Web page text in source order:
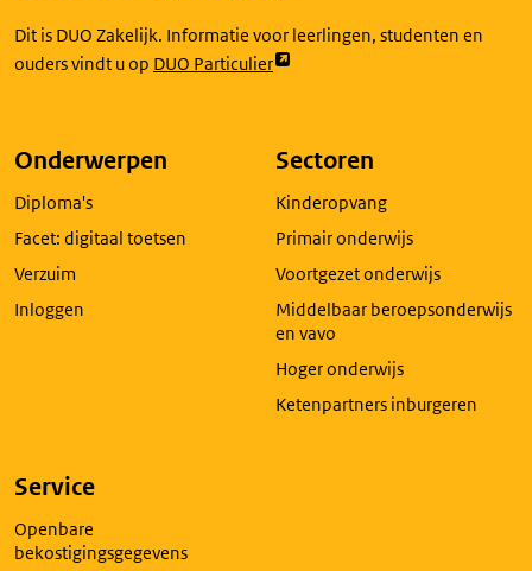
Dit is DUO Zakelijk. Informatie voor leerlingen, studenten en
ouders vindt u op DUO Particulier
Link
in
nieuw
Onderwerpen
Diploma's
Facet: digitaal toetsen
Verzuim
Inloggen
Sectoren
Kinderopvang
Primair onderwijs
Voortgezet onderwijs
Middelbaar beroepsonderwijs
en vavo
Hoger onderwijs
Ketenpartners inburgeren
Service
Openbare
bekostigingsgegevens